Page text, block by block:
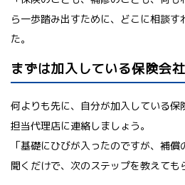
ら一歩踏み出すために、どこに相談す
た。
まずは加入している保険会
何よりも先に、自分が加入している保
担当代理店に連絡しましょう。
「基礎にひびが入ったのですが、補
聞くだけで、次のステップを教えても